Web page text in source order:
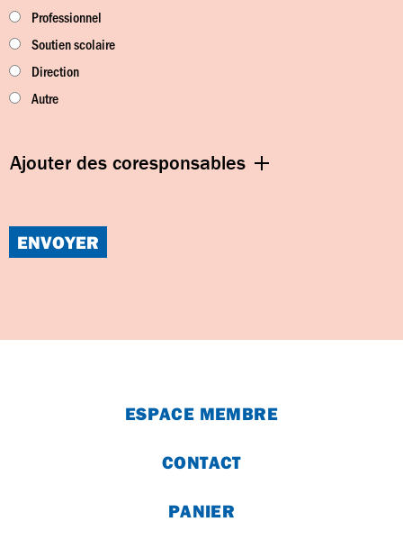
Professionnel
Soutien scolaire
Direction
Autre
Ajouter des coresponsables
ENVOYER
ESPACE MEMBRE
CONTACT
PANIER